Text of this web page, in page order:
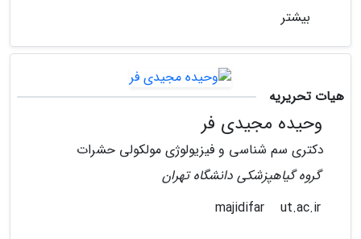
بیشتر
هیات تحریریه
وحیده مجیدی فر
دکتری سم شناسی و فیزیولوژی مولکولی حشرات
گروه گیاهپزشکی دانشگاه تهران
ut.ac.ir